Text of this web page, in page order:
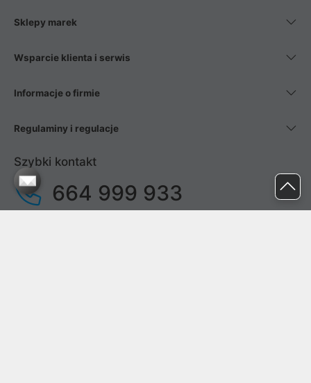
Sklepy marek
Wsparcie klienta i serwis
Informacje o firmie
Regulaminy i regulacje
Szybki kontakt
664 999 933